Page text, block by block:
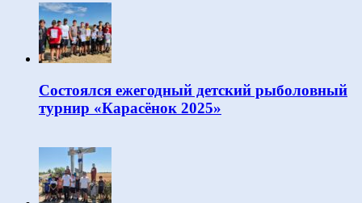
Состоялся ежегодный детский рыболовный
турнир «Карасёнок 2025»